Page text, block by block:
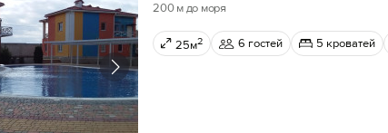
200 м до моря
25м2 6 гостей 5 кроватей